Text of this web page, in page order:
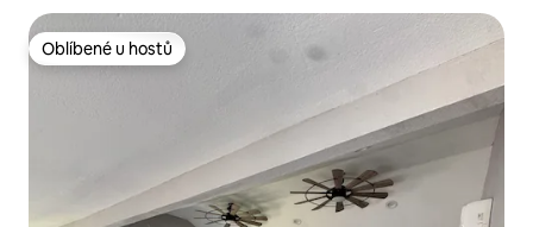
Oblíbené u hostů
Oblíbené u hostů